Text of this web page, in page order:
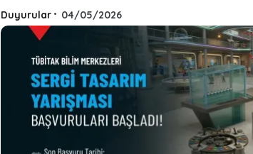
Duyurular • 04/05/2026